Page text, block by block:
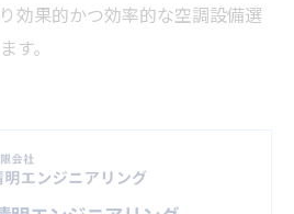
効果的かつ効率的な空調設備選
す。